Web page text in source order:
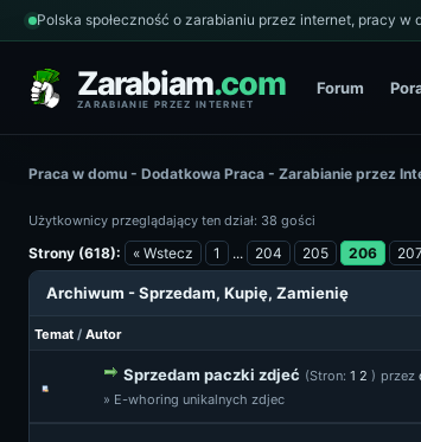
Polska społeczność o zarabianiu przez internet, pracy w
Zarabiam.com
ZARABIANIE PRZEZ INTERNET
Forum
Praca w domu - Dodatkowa Praca - Zarabianie przez
Użytkownicy przeglądający ten dział: 38 gości
Strony (618): « Wstecz 1 ... 204 205 206
Archiwum - Sprzedam, Kupię, Zamienię
Temat / Autor
Sprzedam paczki zdjeć (Stron: 1 2 ) przez
» E-whoring unikalnych zdjec